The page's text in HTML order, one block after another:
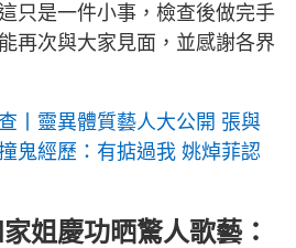
只是一件小事，檢查後做完手
再次與大家見面，並感謝各界
丨靈異體質藝人大公開 張與
鬼經歷：有掂過我 姚焯菲認
姐慶功晒驚人歌藝：